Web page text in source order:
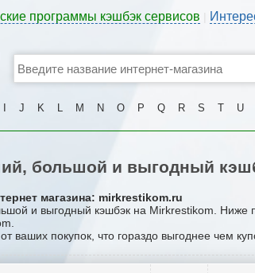
программы кэшбэк сервисов
J K L M N O P Q R S T U
большой и выгодный
магазина: mirkrestikom.ru
и выгодный кэшбэк на Mirkrestikom. Ниже
ваших покупок, что гораздо выгоднее чем